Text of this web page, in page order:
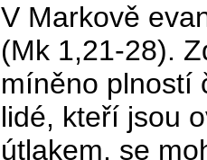
V Markově
(Mk 1,21-28).
míněno plností
lidé, kteří jsou
útlakem, se